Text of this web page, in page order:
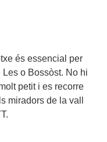
és essencial per
o Bossòst. No hi
petit i es recorre
miradors de la vall